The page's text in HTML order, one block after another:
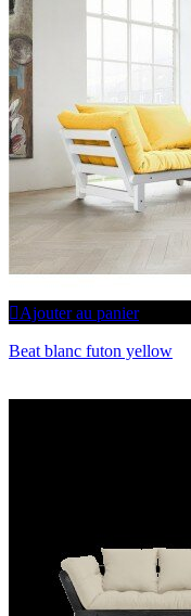
Ajouter au panier
Beat blanc futon yellow